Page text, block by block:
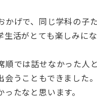
かげで、同じ学科の子
活がとても楽しみにな
順では話せなかった
会うこともできました
かったなと思います